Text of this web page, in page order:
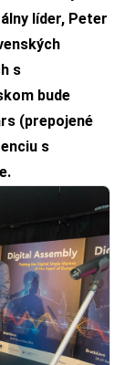
líder, Peter
s
bude
(prepojené
s